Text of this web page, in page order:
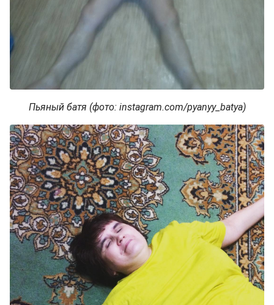
Пьяный батя (фото: instagram.com/pyanyy_batya)